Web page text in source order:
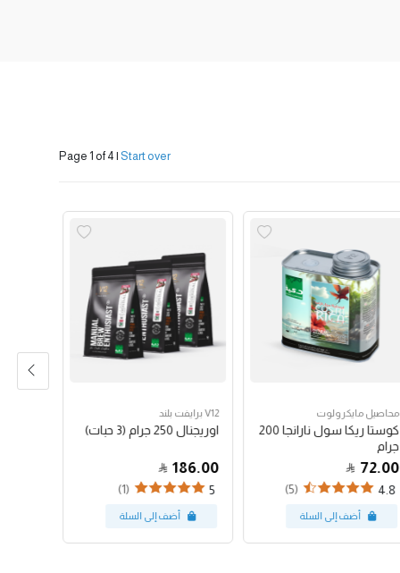
Page 1 of 4 | Start over
محاصيل مايكرولوت
كوستا ريكا سول نارانجا 200
جرام
72.00
4.8
(5)
V12 برايفت بلند
اوريجنال 250 جرام (3 حبات)
186.00
5
(1)